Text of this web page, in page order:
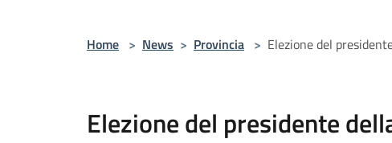
Home > News > Provincia > Elezione del
Elezione del presidente